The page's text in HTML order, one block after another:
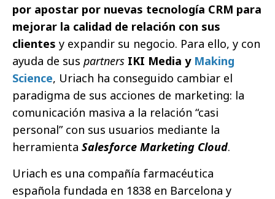
por apostar por nuevas tecnología CRM para
mejorar la calidad de relación con sus
clientes y expandir su negocio. Para ello, y con
ayuda de sus partners IKI Media y Making
Science, Uriach ha conseguido cambiar el
paradigma de sus acciones de marketing: la
comunicación masiva a la relación “casi
personal” con sus usuarios mediante la
herramienta Salesforce Marketing Cloud.
Uriach es una compañía farmacéutica
española fundada en 1838 en Barcelona y